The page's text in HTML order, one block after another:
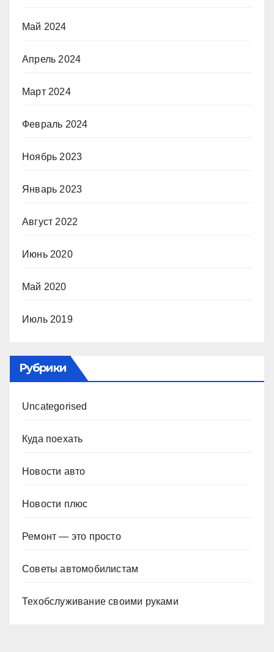
Май 2024
Апрель 2024
Март 2024
Февраль 2024
Ноябрь 2023
Январь 2023
Август 2022
Июнь 2020
Май 2020
Июль 2019
Рубрики
Uncategorised
Куда поехать
Новости авто
Новости плюс
Ремонт — это просто
Советы автомобилистам
Техобслуживание своими руками